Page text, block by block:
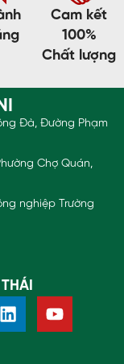
Cam kết
100%
Chất lượng
Đà, Đường Phạm
Chợ Quán,
nghiệp Trường